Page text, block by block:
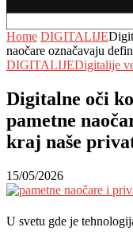
Home DIGITALIJE
naočare označavaju
DIGITALIJEDigitalije
Digitalne oči
pametne
kraj naše
15/05/2026
U svetu gde je